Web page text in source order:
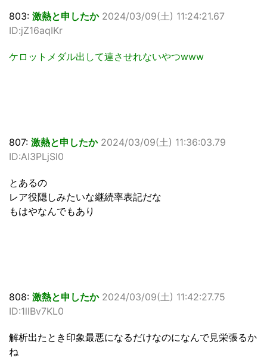
803: 激熱と申したか 2024/03/09(土) 11:24:21.67
ID:jZ16aqIKr
ケロットメダル出して連させれないやつwww
807: 激熱と申したか 2024/03/09(土) 11:36:03.79
ID:AI3PLjSl0
とあるの
レア役隠しみたいな継続率表記だな
もはやなんでもあり
808: 激熱と申したか 2024/03/09(土) 11:42:27.75
ID:1llBv7KL0
解析出たとき印象最悪になるだけなのになんで見栄張るか
ね